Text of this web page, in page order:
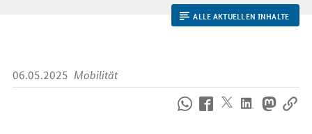
ALLE AKTUELLEN INHALTE
06.05.2025 Mobilität